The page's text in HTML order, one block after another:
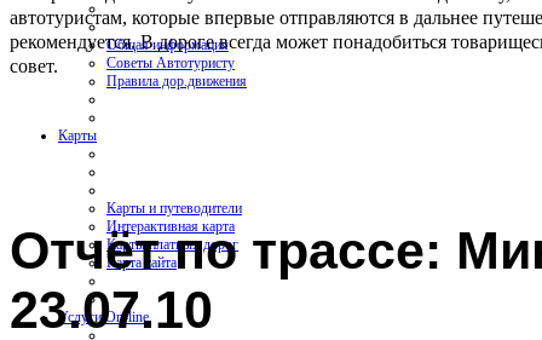
Общая информация
Советы Автотуристу
Правила дор.движения
Карты
Карты и путеводители
Интерактивная карта
Карты платных дорог
Карта сайта
Услуги On-line
автотуристам, которые впервые отправляются в дальнее
рекомендуется. В дороге всегда может понадобиться
совет.
Отчёт по трассе:
23.07.10